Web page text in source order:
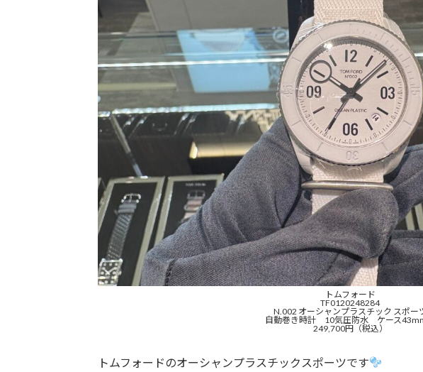
トムフォード
TF0120248284
N.002 オーシャンプラスチック スポー
自動巻き時計 10気圧防水 ケース
249,700円（税込）
トムフォードのオーシャンプラスチックスポーツです